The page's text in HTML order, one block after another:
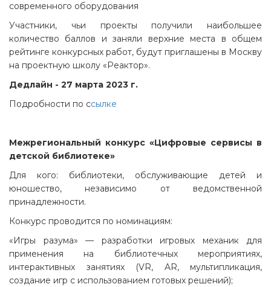
современного оборудования
Участники, чьи проекты получили наибольшее
количество баллов и заняли верхние места в общем
рейтинге конкурсных работ, будут приглашены в Москву
на проектную школу «Реактор».
Дедлайн - 27 марта 2023 г.
Подробности по ссылке
Межрегиональный конкурс «Цифровые сервисы в
детской библиотеке»
Для кого: библиотеки, обслуживающие детей и
юношество, независимо от ведомственной
принадлежности.
Конкурс проводится по номинациям:
«Игры разума» — разработки игровых механик для
применения на библиотечных мероприятиях,
интерактивных занятиях (VR, AR, мультипликация,
создание игр с использованием готовых решений);